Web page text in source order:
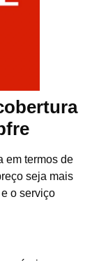
em termos de
seja mais
o serviço